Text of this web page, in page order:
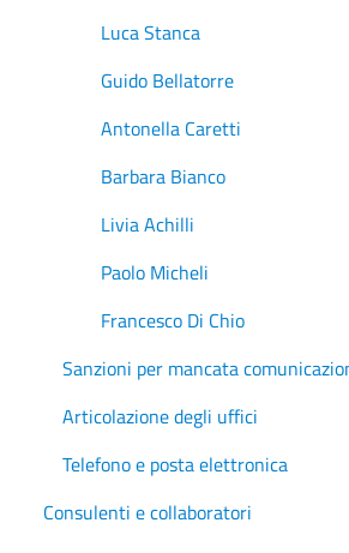
Luca Stanca
Guido Bellatorre
Antonella Caretti
Barbara Bianco
Livia Achilli
Paolo Micheli
Francesco Di Chio
Sanzioni per mancata
Articolazione degli uffici
Telefono e posta elettronica
Consulenti e collaboratori